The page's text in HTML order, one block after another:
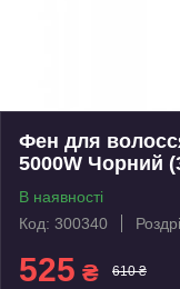
Фен для
5000W Чорний
В наявності
Код: 300340
525 ₴ 610 ₴